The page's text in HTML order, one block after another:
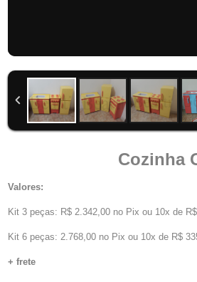
Cozinha
Valores:
Kit 3 peças: R$ 2.342,00 no Pix ou 10x de
Kit 6 peças: 2.768,00 no Pix ou 10x de R$
+ frete